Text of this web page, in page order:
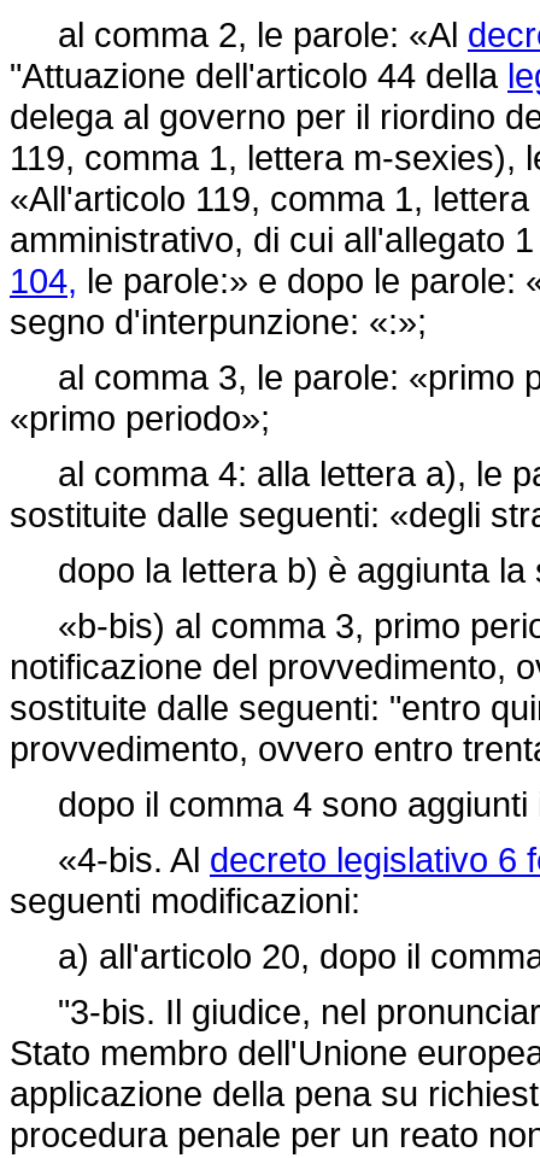
al comma 2, le parole: «Al
"Attuazione dell'articolo 44 della
delega al governo per il riordino
119, comma 1, lettera m-sexies),
«All'articolo 119, comma 1,
amministrativo, di cui all'allegato
104, le parole:» e dopo le parole:
segno d'interpunzione: «:»;
al comma 3, le parole: «primo
«primo periodo»;
al comma 4: alla lettera a), le
sostituite dalle seguenti: «degli
dopo la lettera b) è aggiunta la
«b-bis) al comma 3, primo
notificazione del provvedimento,
sostituite dalle seguenti: "entro
provvedimento, ovvero entro
dopo il comma 4 sono aggiunti
«4-bis. Al decreto legislativo 6
seguenti modificazioni:
a) all'articolo 20, dopo il
"3-bis. Il giudice, nel
Stato membro dell'Unione
applicazione della pena su
procedura penale per un reato